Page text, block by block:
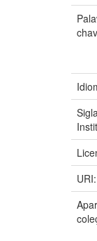
URI: